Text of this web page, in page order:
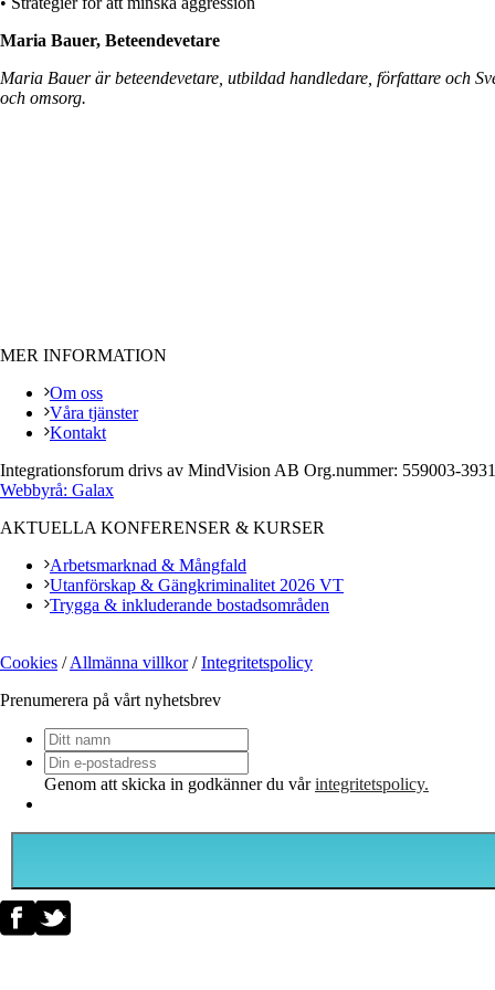
Maria Bauer, Beteendevetare
Maria Bauer är beteendevetare, utbildad handledare, författare och
och omsorg.
MER INFORMATION
Om oss
Våra tjänster
Kontakt
Integrationsforum drivs av MindVision AB Org.nummer: 559003-3931
Webbyrå: Galax
AKTUELLA KONFERENSER & KURSER
Arbetsmarknad & Mångfald
Utanförskap & Gängkriminalitet 2026 VT
Trygga & inkluderande bostadsområden
Cookies /Allmänna villkor/Integritetspolicy
Prenumerera på vårt nyhetsbrev
Ditt
namn
Din
e-
Genom att skicka in godkänner du vårintegritetspolicy.